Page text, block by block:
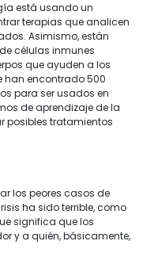
está usando un
terapias que analicen
Asimismo, están
células inmunes
que ayuden a los
han encontrado 500
para ser usados en
de aprendizaje de la
posibles tratamientos
los peores casos de
ha sido terrible, como
significa que los
y a quién, básicamente,